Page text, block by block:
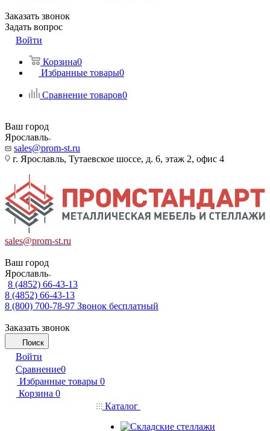
Заказать звонок
Задать вопрос
Войти
Корзина0
Избранные товары0
Сравнение товаров0
Ваш город
Ярославль
sales@prom-st.ru
г. Ярославль, Тутаевское шоссе, д. 6, этаж 2, офис 4
sales@prom-st.ru
Ваш город
Ярославль
8 (4852) 66-43-13
8 (4852) 66-43-13
8 (800) 700-78-97 Звонок бесплатный
Заказать звонок
Поиск
Войти
Сравнение0
Избранные товары 0
Корзина 0
Каталог